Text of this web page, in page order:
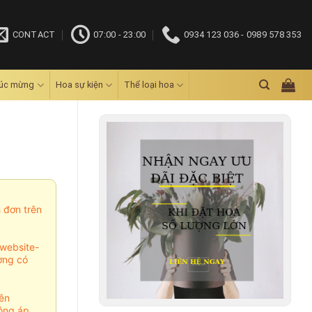
CONTACT 07:00 - 23:00 0934 123 036 - 0989 578 353
mừng Hoa sự kiện Thể loại hoa
đơn trên
có